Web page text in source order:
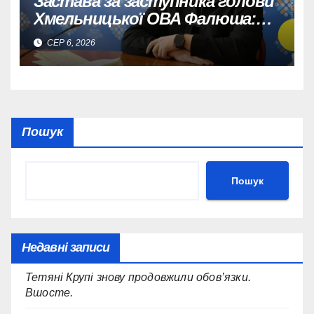
Хмельницької ОВА Фалюша:
майже 5 мільйонів гривень
внесено.
СЕР 6, 2026
Пошук
Пошук
Недавні записи
Тетяні Крупі знову продовжили обов’язки.
Вшосте.